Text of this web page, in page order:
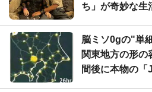
ち」が奇妙な生
脳ミソ0gの"単
関東地方の形の
間後に本物の「